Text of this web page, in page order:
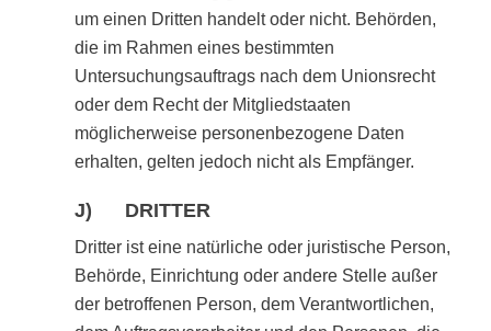
um einen Dritten handelt oder nicht. Behörden,
die im Rahmen eines bestimmten
Untersuchungsauftrags nach dem Unionsrecht
oder dem Recht der Mitgliedstaaten
möglicherweise personenbezogene Daten
erhalten, gelten jedoch nicht als Empfänger.
J) DRITTER
Dritter ist eine natürliche oder juristische Person,
Behörde, Einrichtung oder andere Stelle außer
der betroffenen Person, dem Verantwortlichen,